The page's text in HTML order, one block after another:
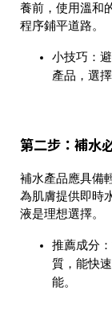
養前，使用溫和
程序鋪平道路。
小技巧 ：
產品，選
第二步：補水
補水產品應具備
為肌膚提供即時
液是理想選擇。
推薦成分
質，能快
能。